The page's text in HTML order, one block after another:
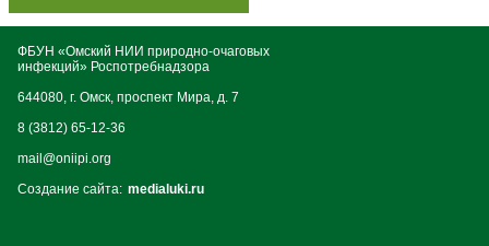
ФБУН «Омский НИИ природно-очаговых
инфекций» Роспотребнадзора
644080, г. Омск, проспект Мира, д. 7
8 (3812) 65-12-36
mail@oniipi.org
Создание сайта: medialuki.ru